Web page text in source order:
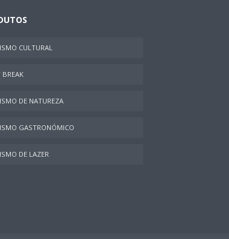
CULTURAL
BREAK
DE NATUREZA
GASTRONÓMICO
DE LAZER